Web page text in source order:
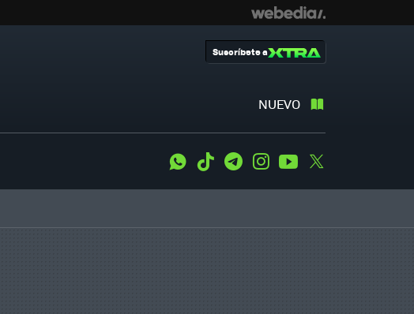
NUEVO
Suscríbete a
WhatsApp
Tiktok TelegramInstagramYoutube